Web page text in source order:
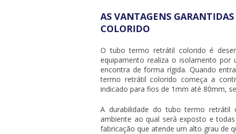
AS VANTAGENS
COLORIDO
Otubo termo retrátil colorido é
equipamento realiza o isolamento por
encontra de forma rígida. Quando
termo retrátil colorido começa a
indicado para fios de 1mm até 80mm,
A durabilidade dotubo termo retrátil
ambiente ao qual será exposto e
fabricação que atende um alto grau de